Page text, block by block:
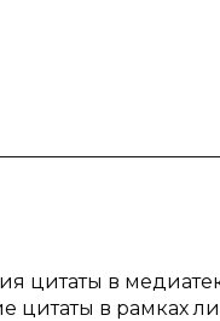
цитаты в
цитаты в рамках